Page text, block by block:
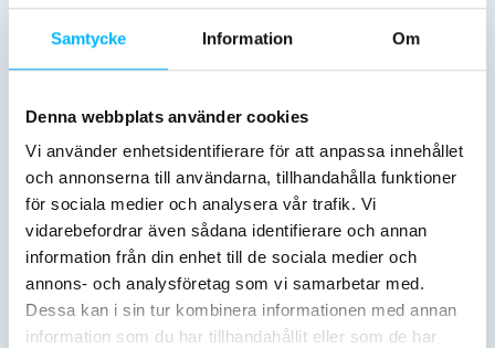
Samtycke Information Om
Denna webbplats använder cookies
Vi använder enhetsidentifierare för att anpassa innehållet
och annonserna till användarna, tillhandahålla funktioner
för sociala medier och analysera vår trafik. Vi
vidarebefordrar även sådana identifierare och annan
information från din enhet till de sociala medier och
annons- och analysföretag som vi samarbetar med.
Dessa kan i sin tur kombinera informationen med annan
information som du har tillhandahållit eller som de har
Hjertestartere er tilgængelige i området, alle
medarbejdere ved, hvor de er.
Seværdigheder
Nogle af vores attraktioner har højde- og vægtkrav af
sikkerhedsmæssige årsager.
Vi kan lejlighedsvis blive nødt til at lukke visse
attraktioner på grund af vedligeholdelse eller af
sikkerhedsmæssige årsager forårsaget af for eksempel
vejr. Erstatning udbetales herefter ikke.